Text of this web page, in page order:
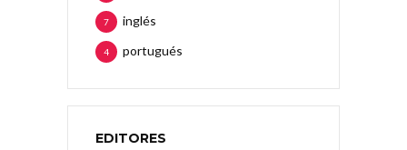
inglés
7
portugués
4
EDITORES